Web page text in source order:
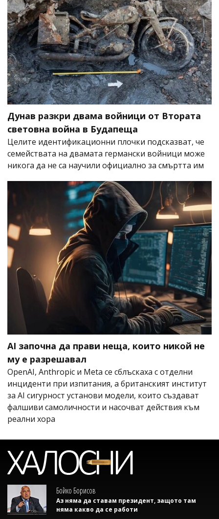
Дунав разкри двама войници от Втората
световна война в Будапеща
Целите идентификационни плочки подсказват, че
семействата на двамата германски войници може
никога да не са научили официално за смъртта им
AI започна да прави неща, които никой не
му е разрешавал
OpenAI, Anthropic и Meta се сблъскаха с отделни
инциденти при изпитания, а британският институт
за AI сигурност установи модели, които създават
фалшиви самоличности и насочват действия към
реални хора
Бойко Борисов
Аз няма да ставам президент, защото там
няма какво да се работи